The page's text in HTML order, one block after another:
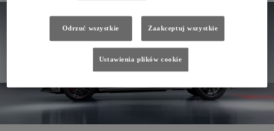
Odrzuć wszystkie Zaakceptuj wszystkie
Ustawienia plików cookie